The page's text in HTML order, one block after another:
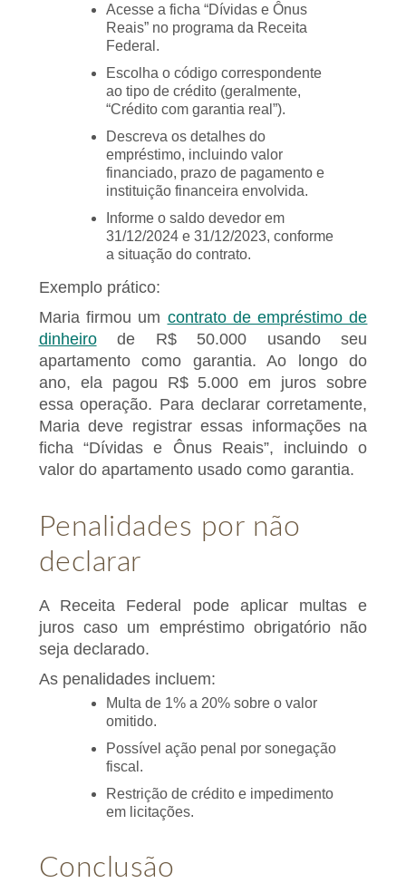
Acesse a ficha “Dívidas e Ônus
Reais” no programa da Receita
Federal.
Escolha o código correspondente
ao tipo de crédito (geralmente,
“Crédito com garantia real”).
Descreva os detalhes do
empréstimo, incluindo valor
financiado, prazo de pagamento e
instituição financeira envolvida.
Informe o saldo devedor em
31/12/2024 e 31/12/2023, conforme
a situação do contrato.
Exemplo prático:
Maria firmou um contrato de empréstimo de
dinheirode R$ 50.000 usando seu
apartamento como garantia. Ao longo do
ano, ela pagou R$ 5.000 em juros sobre
essa operação. Para declarar corretamente,
Maria deve registrar essas informações na
ficha “Dívidas e Ônus Reais”, incluindo o
valor do apartamento usado como garantia.
Penalidades por não
declarar
A Receita Federal pode aplicar multas e
juros caso um empréstimo obrigatório não
seja declarado.
As penalidades incluem:
Multa de 1% a 20% sobre o valor
omitido.
Possível ação penal por sonegação
fiscal.
Restrição de crédito e impedimento
em licitações.
Conclusão